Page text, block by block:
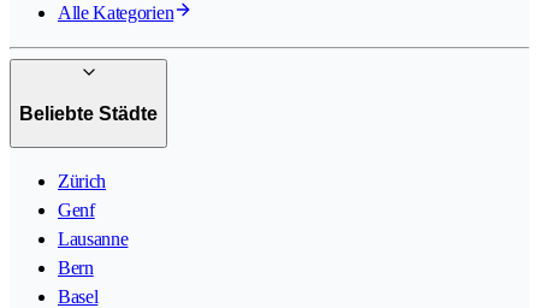
Alle Kategorien
Beliebte Städte
Zürich
Genf
Lausanne
Bern
Basel